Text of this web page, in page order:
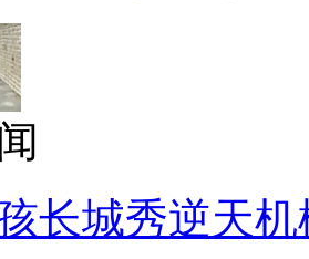
长城秀逆天机